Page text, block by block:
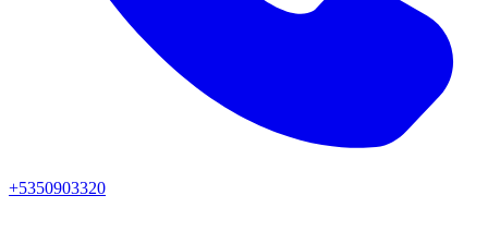
+5350903320